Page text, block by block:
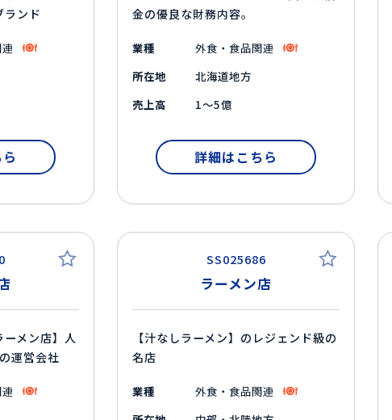
ランド
金の優良な財務内容。
業種
外食・食品関連
所在地
北海道地方
売上高
1～5億
詳細はこちら
ーメン店】人
運営会社
SS025686
ラーメン店
【汁なしラーメン】のレジェンド級の
名店
業種
外食・食品関連